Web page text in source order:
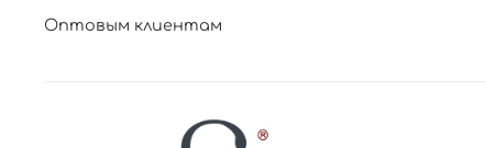
Оптовым клиентам